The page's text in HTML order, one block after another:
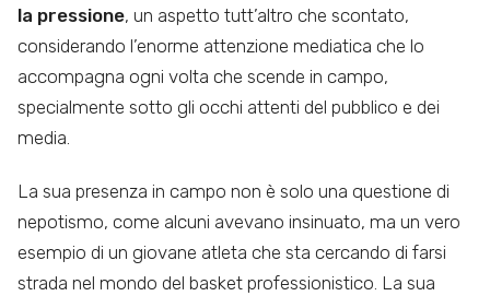
la pressione, un aspetto tutt’altro che scontato,
considerando l’enorme attenzione mediatica che lo
accompagna ogni volta che scende in campo,
specialmente sotto gli occhi attenti del pubblico e dei
media.
La sua presenza in campo non è solo una questione di
nepotismo, come alcuni avevano insinuato, ma un vero
esempio di un giovane atleta che sta cercando di farsi
strada nel mondo del basket professionistico. La sua